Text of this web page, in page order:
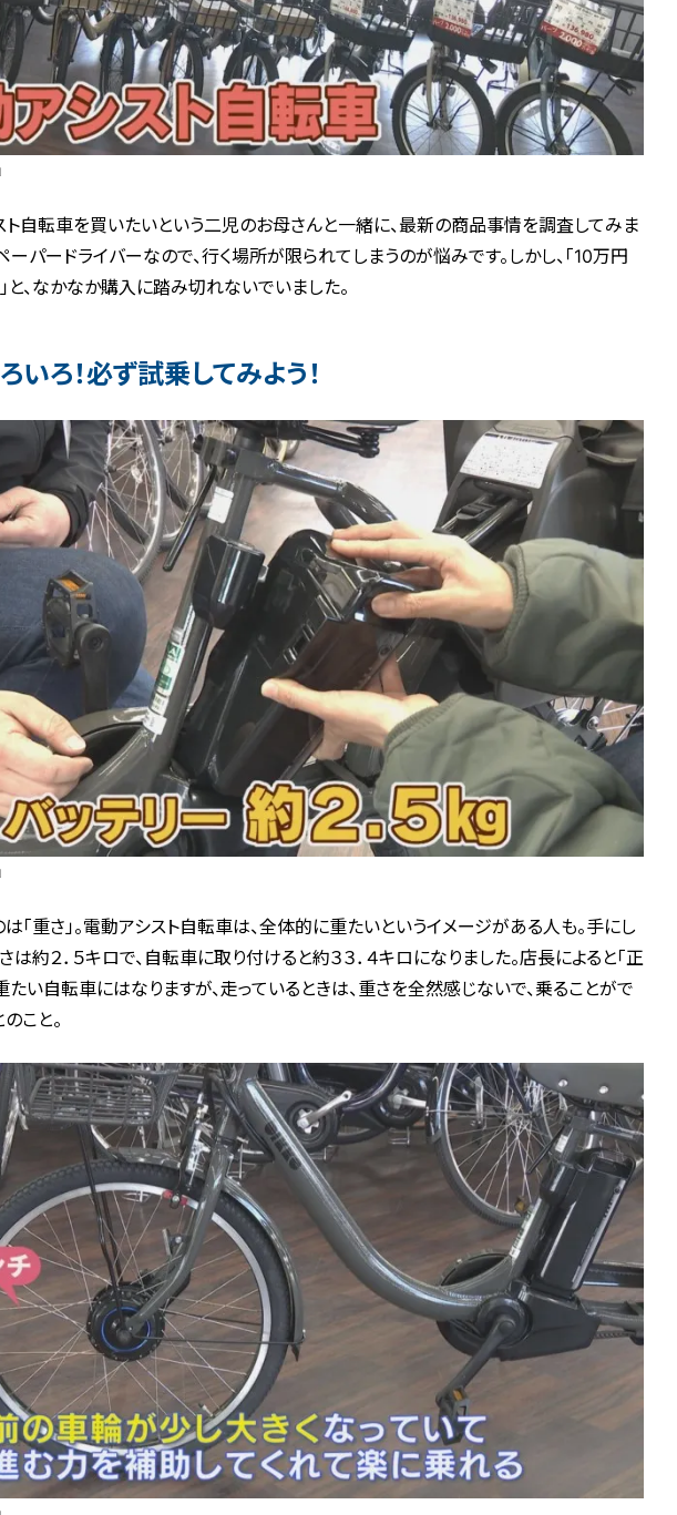
ト自転車を買いたいという二児のお母さんと一緒に、最新の商品事情を調査してみま
ーパードライバーなので、行く場所が限られてしまうのが悩みです。しかし、「10万円
と、なかなか購入に踏み切れないでいました。
いろ！必ず試乗してみよう！
「重さ」。電動アシスト自転車は、全体的に重たいというイメージがある人も。手にし
は約２．５キロで、自転車に取り付けると約３３．４キロになりました。店長によると「正
たい自転車にはなりますが、走っているときは、重さを全然感じないで、乗ることがで
こと。